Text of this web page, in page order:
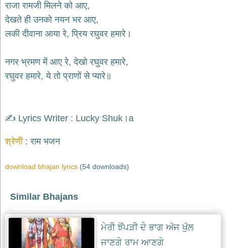
भजन
durga
bhajans
गणेश
ganesh
bhajans
राम
गुरुदेव
भजन
gurudev
विविध
bhajans
विष्णु
भजन
vishnu
bhajans
राजा रामजी मिलने को आए,
देखते ही उनको नयन भर आए,
लकी दीवाना आया रे, प्रिय रघुवर हमारे।
नगर भ्रमण में आए रे, देखो रघुवर हमारे,
रघुवर हमारे, ये तो प्राणों से प्यारे॥
✍️ Lyrics Writer : Lucky Shuk।a
श्रेणी राम भजन
download bhajan lyrics (54 downloads)
Similar Bhajans
ਮੇਰੀ ਝੋਂਪੜੀ ਦੇ ਭਾਗ ਅੱਜ ਖੁੱਲ
ਜਾਣਗੇ ਰਾਮ ਆਣਗੇ